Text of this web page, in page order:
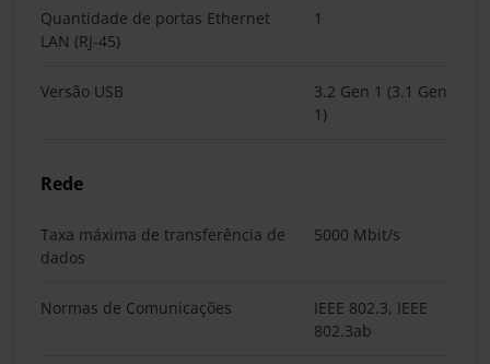
Quantidade de portas Ethernet
LAN (RJ-45)
1
Versão USB
3.2 Gen 1 (3.1 Gen
1)
Rede
Taxa máxima de transferência de
dados
5000 Mbit/s
Normas de Comunicações
IEEE 802.3, IEEE
802.3ab